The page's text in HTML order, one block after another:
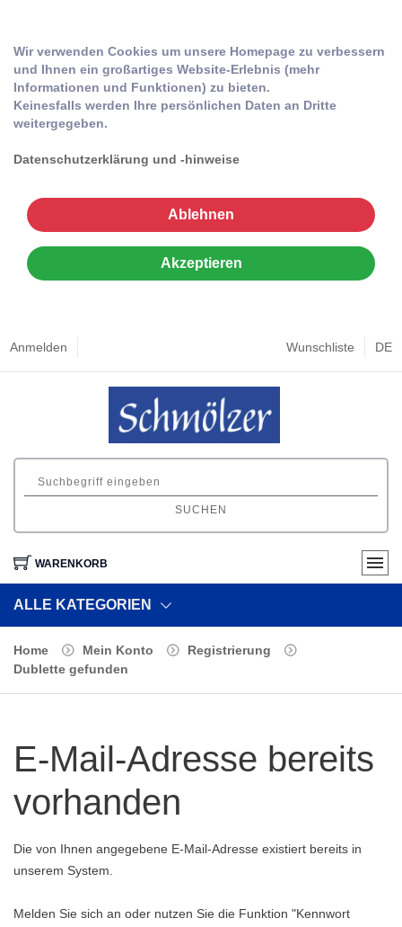
Wir verwenden Cookies um unsere Homepage zu verbessern
und Ihnen ein großartiges Website-Erlebnis (mehr
Informationen und Funktionen) zu bieten.
Keinesfalls werden Ihre persönlichen Daten an Dritte
weitergegeben.
Datenschutzerklärung und -hinweise
Ablehnen
Akzeptieren
Anmelden Wunschliste DE
SUCHEN
WARENKORB
ALLE KATEGORIEN
Home Mein Konto
Registrierung
Dublette gefunden
E-Mail-Adresse bereits
vorhanden
Die von Ihnen angegebene E-Mail-Adresse existiert bereits in
unserem System.
Melden Sie sich an oder nutzen Sie die Funktion "Kennwort